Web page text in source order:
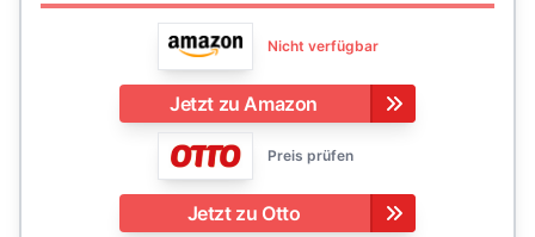
Nicht verfügbar
Jetzt zu Amazon
Preis prüfen
Jetzt zu Otto